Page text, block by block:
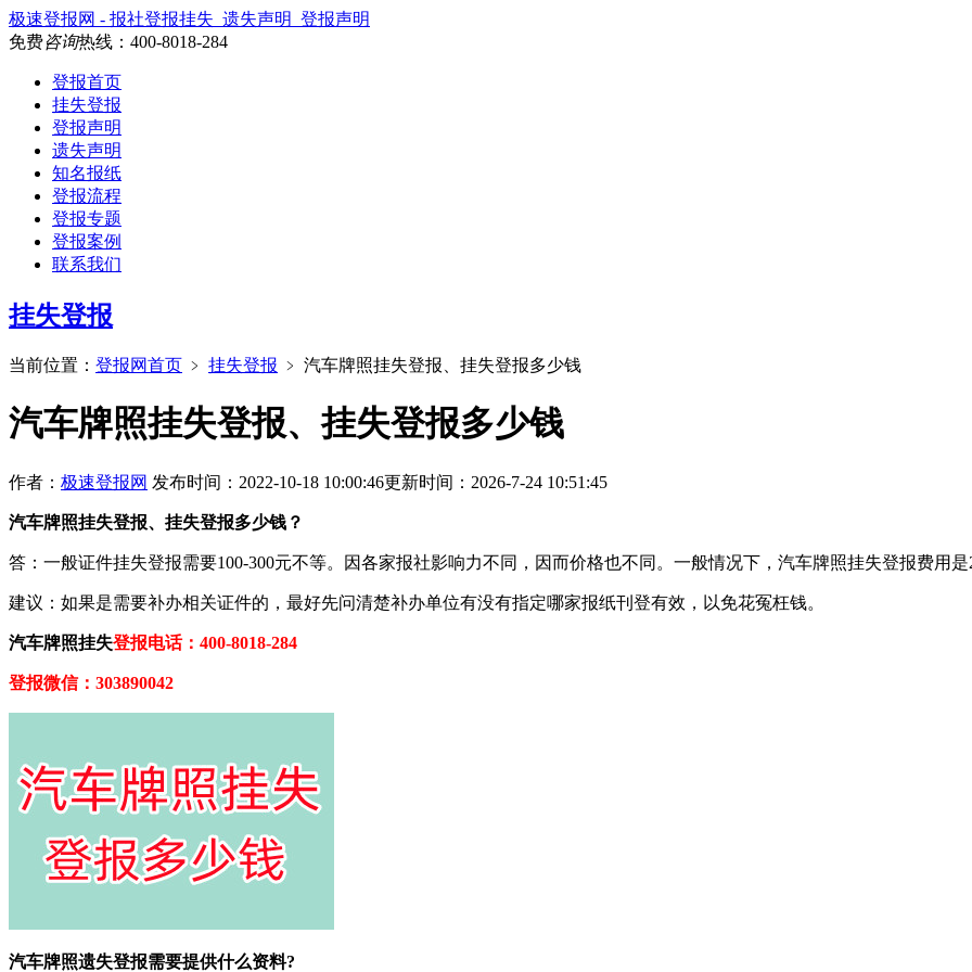
极速登报网 - 报社登报挂失_遗失声明_登报声明
免费咨询热线： 400-8018-284
登报首页
挂失登报
登报声明
遗失声明
知名报纸
登报流程
登报专题
登报案例
联系我们
挂失登报
当前位置： 登报网首页 ﹥ 挂失登报 ﹥ 汽车牌照挂失登报、挂失登报多少钱
汽车牌照挂失登报、挂失登报多少钱
作者： 极速登报网 发布时间：2022-10-18 10:00:46更新时间：2026-7-24 10:51:45
汽车牌照挂失登报、挂失登报多少钱？
答：一般证件挂失登报需要100-300元不等。因各家报社影响力不同，因而价格也不同。一般情况下，汽车牌照挂失登报费用是
建议：如果是需要补办相关证件的，最好先问清楚补办单位有没有指定哪家报纸刊登有效，以免花冤枉钱。
汽车牌照挂失登报电话：400-8018-284
登报微信：303890042
汽车牌照遗失登报需要提供什么资料?